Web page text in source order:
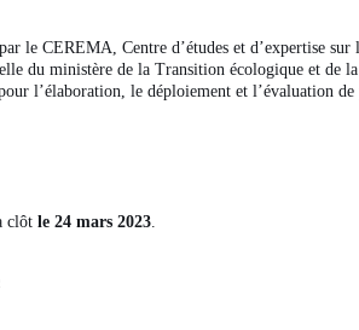
le CEREMA, Centre d’études et d’expertise
du ministère de la Transition écologique et de
l’élaboration, le déploiement et l’évaluation
clôt le 24 mars 2023.